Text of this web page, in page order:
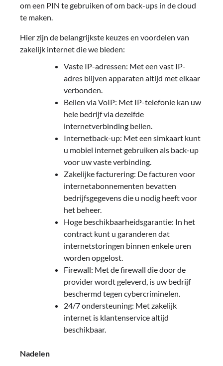
om een PIN te gebruiken of om back-ups in de cloud
te maken.
Hier zijn de belangrijkste keuzes en voordelen van
zakelijk internet die we bieden:
Vaste IP-adressen: Met een vast IP-
adres blijven apparaten altijd met elkaar
verbonden.
Bellen via VoIP: Met IP-telefonie kan uw
hele bedrijf via dezelfde
internetverbinding bellen.
Internetback-up: Met een simkaart kunt
u mobiel internet gebruiken als back-up
voor uw vaste verbinding.
Zakelijke facturering: De facturen voor
internetabonnementen bevatten
bedrijfsgegevens die u nodig heeft voor
het beheer.
Hoge beschikbaarheidsgarantie: In het
contract kunt u garanderen dat
internetstoringen binnen enkele uren
worden opgelost.
Firewall: Met de firewall die door de
provider wordt geleverd, is uw bedrijf
beschermd tegen cybercriminelen.
24/7 ondersteuning: Met zakelijk
internet is klantenservice altijd
beschikbaar.
Nadelen